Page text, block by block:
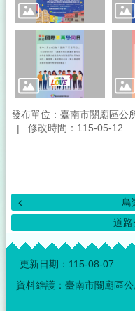
防
治
預
防
注
射
便
服
鄰
發布單位：臺南市關廟區公
修改時間：115-05-12
鳥
道路
:::
更新日期： 115-08-07
資料維護：臺南市關廟區